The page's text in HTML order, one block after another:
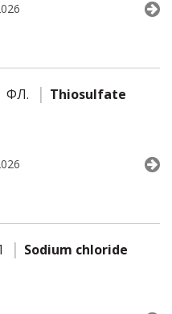
ФЛ. Thiosulfate
Sodium chloride